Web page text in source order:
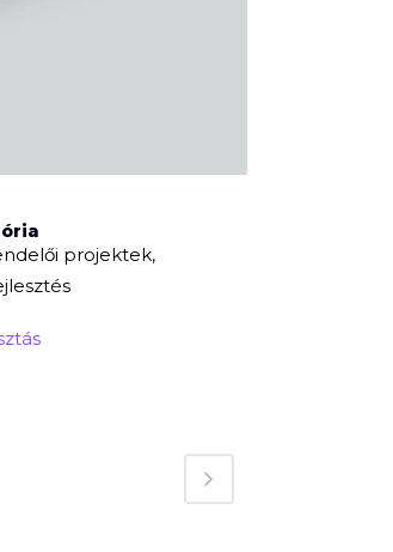
projektek,